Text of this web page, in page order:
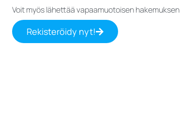
Voit myös lähettää vapaamuotoisen hakemuksen
Rekisteröidy nyt!